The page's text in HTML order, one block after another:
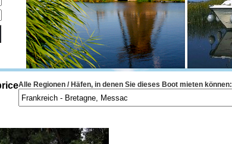
Alle Regionen / Häfen, in denen Sie dieses Boot mieten können: